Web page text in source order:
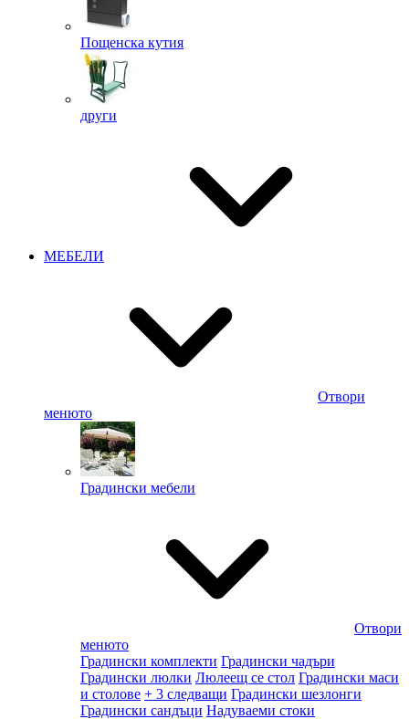
Пощенска кутия
други
МЕБЕЛИ
Отвори
менюто
Градински мебели
Отвори
менюто
Градински комплекти Градински чадъри
Градински люлки Люлеещ се стол Градински маси
и столове + 3 следващи Градински шезлонги
Градински сандъци Надуваеми стоки